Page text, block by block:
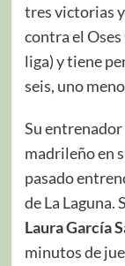
tres victorias
contra el
liga) y tiene
seis, uno
Su entrenador
madrileño en
pasado
de La Laguna.
Laura García
minutos de